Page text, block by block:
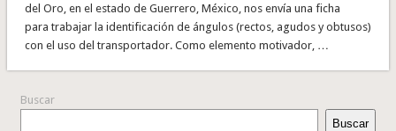
del Oro, en el estado de Guerrero, México, nos envía una ficha
para trabajar la identificación de ángulos (rectos, agudos y obtusos)
con el uso del transportador. Como elemento motivador, …
Buscar
Buscar